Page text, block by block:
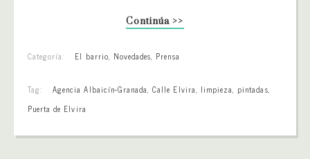
Continúa >>
Categoría: El barrio, Novedades, Prensa
Tag: Agencia Albaicín-Granada,Calle Elvira, limpieza, pintadas,
Puerta de Elvira